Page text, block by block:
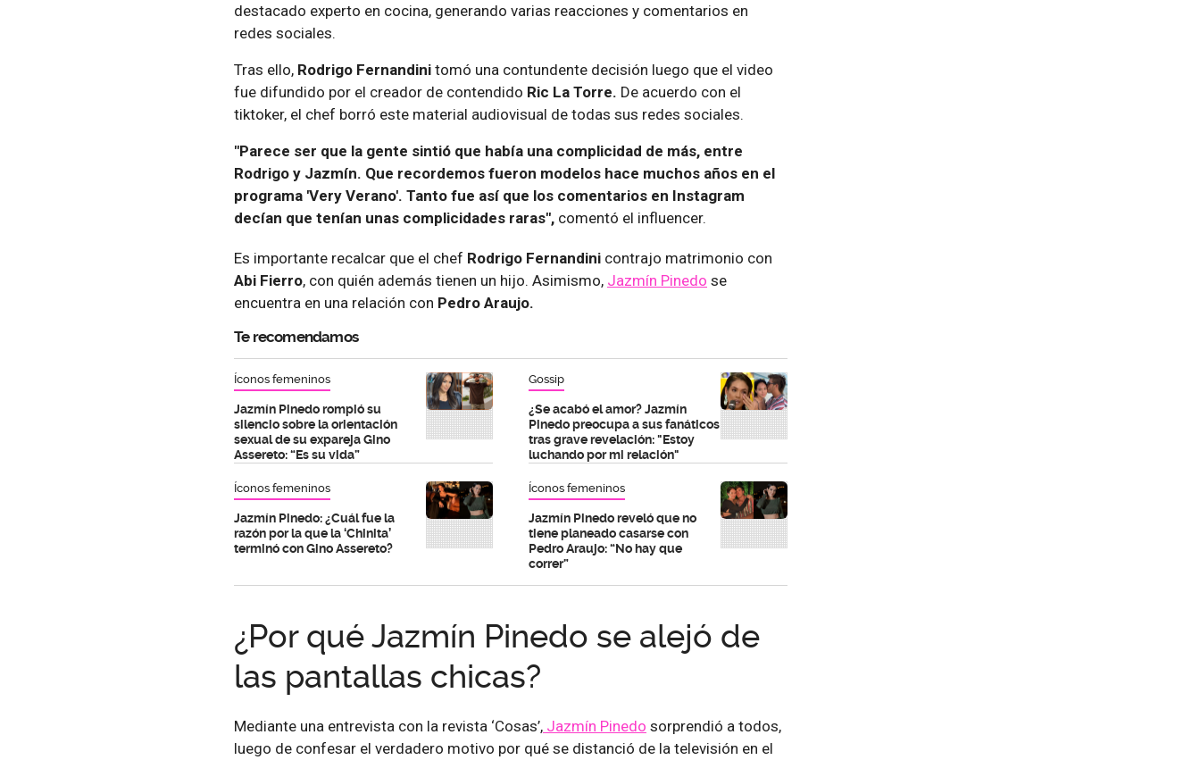
destacado experto en cocina, generando varias reacciones y comentarios en
redes sociales.
Tras ello, Rodrigo Fernandini tomó una contundente decisión luego que el video
fue difundido por el creador de contendido Ric La Torre. De acuerdo con el
tiktoker, el chef borró este material audiovisual de todas sus redes sociales.
"Parece ser que la gente sintió que había una complicidad de más, entre
Rodrigo y Jazmín. Que recordemos fueron modelos hace muchos años en el
programa 'Very Verano'. Tanto fue así que los comentarios en Instagram
decían que tenían unas complicidades raras", comentó el influencer.
Es importante recalcar que el chef Rodrigo Fernandini contrajo matrimonio con
Abi Fierro, con quién además tienen un hijo. Asimismo, Jazmín Pinedo se
encuentra en una relación con Pedro Araujo.
Te recomendamos
Íconos femeninos
Jazmín Pinedo rompió su
silencio sobre la orientación
sexual de su expareja Gino
Assereto: “Es su vida”
Gossip
¿Se acabó el amor? Jazmín
Pinedo preocupa a sus fanáticos
tras grave revelación: "Estoy
luchando por mi relación"
Íconos femeninos
Jazmín Pinedo: ¿Cuál fue la
razón por la que la ‘Chinita’
terminó con Gino Assereto?
Íconos femeninos
Jazmín Pinedo reveló que no
tiene planeado casarse con
Pedro Araujo: “No hay que
correr”
¿Por qué Jazmín Pinedo se alejó de
las pantallas chicas?
Mediante una entrevista con la revista ‘Cosas’, Jazmín Pinedo sorprendió a todos,
luego de confesar el verdadero motivo por qué se distanció de la televisión en el